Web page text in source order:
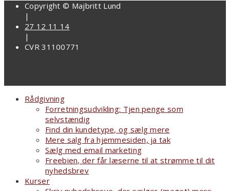
Copyright © Majbritt Lund
|
27 12 11 14
|
CVR 31100771
Rådgivning
Forretningsudvikling: Tjen penge som
selvstændig
Find din kundetype, og sælg mere
Mere salg fra hjemmesiden, ja tak
Sælg med email marketing
Freebien, der får læserne til at strømme til dit
nyhedsbrev
Kurser